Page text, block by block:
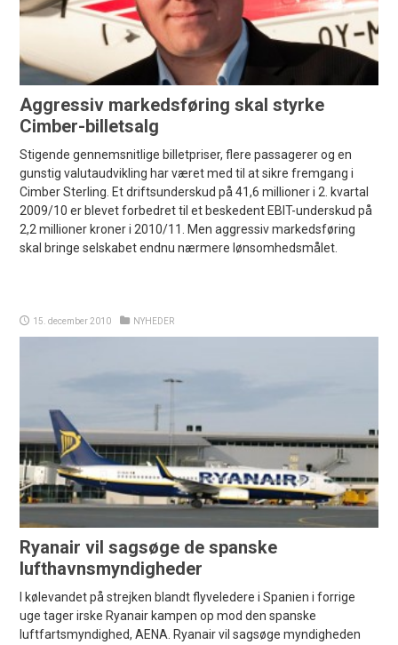
Aggressiv markedsføring skal styrke
Cimber-billetsalg
Stigende gennemsnitlige billetpriser, flere passagerer og en
gunstig valutaudvikling har været med til at sikre fremgang i
Cimber Sterling. Et driftsunderskud på 41,6 millioner i 2. kvartal
2009/10 er blevet forbedret til et beskedent EBIT-underskud på
2,2 millioner kroner i 2010/11. Men aggressiv markedsføring
skal bringe selskabet endnu nærmere lønsomhedsmålet.
15. december 2010 NYHEDER
Ryanair vil sagsøge de spanske
lufthavnsmyndigheder
I kølevandet på strejken blandt flyveledere i Spanien i forrige
uge tager irske Ryanair kampen op mod den spanske
luftfartsmyndighed, AENA. Ryanair vil sagsøge myndigheden